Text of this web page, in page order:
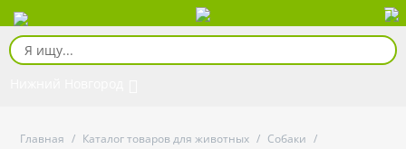
Главная / Каталог товаров для животных / Собаки /